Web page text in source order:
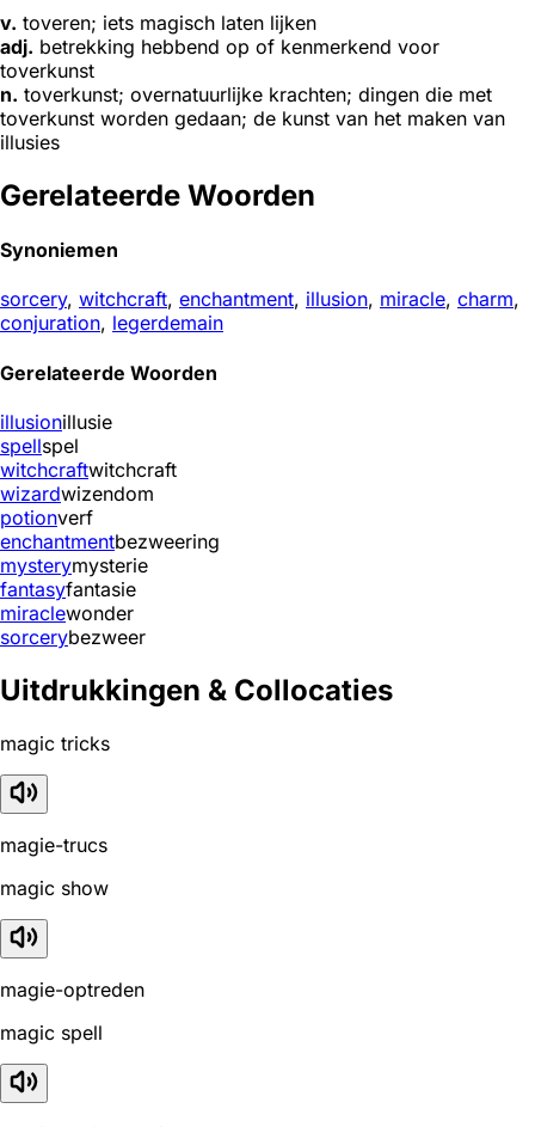
v. toveren; iets magisch laten lijken
adj. betrekking hebbend op of kenmerkend voor
toverkunst
n. toverkunst; overnatuurlijke krachten; dingen die met
toverkunst worden gedaan; de kunst van het maken van
illusies
Gerelateerde Woorden
Synoniemen
sorcery, witchcraft, enchantment, illusion, miracle, charm,
conjuration, legerdemain
Gerelateerde Woorden
illusionillusie
spellspel
witchcraftwitchcraft
wizardwizendom
potionverf
enchantmentbezweering
mysterymysterie
fantasyfantasie
miraclewonder
sorcerybezweer
Uitdrukkingen & Collocaties
magic tricks
magie-trucs
magic show
magie-optreden
magic spell